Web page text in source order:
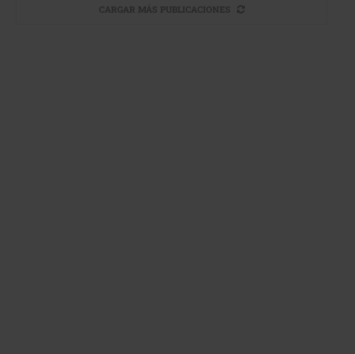
CARGAR MÁS PUBLICACIONES